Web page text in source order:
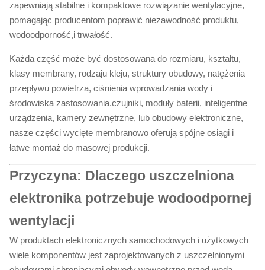
zapewniają stabilne i kompaktowe rozwiązanie wentylacyjne,
pomagając producentom poprawić niezawodność produktu,
wodoodporność,i trwałość.
Każda część może być dostosowana do rozmiaru, kształtu,
klasy membrany, rodzaju kleju, struktury obudowy, natężenia
przepływu powietrza, ciśnienia wprowadzania wody i
środowiska zastosowania.czujniki, moduły baterii, inteligentne
urządzenia, kamery zewnętrzne, lub obudowy elektroniczne,
nasze części wycięte membranowo oferują spójne osiągi i
łatwe montaż do masowej produkcji.
Przyczyna: Dlaczego uszczelniona
elektronika potrzebuje wodoodpornej
wentylacji
W produktach elektronicznych samochodowych i użytkowych
wiele komponentów jest zaprojektowanych z uszczelnionymi